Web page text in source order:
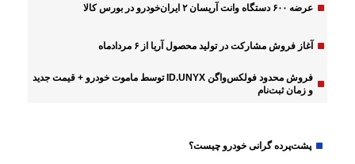
عرضه ۶۰۰ دستگاه وانت آریسان ۲ ایران‌خودرو در بورس کالا
آغاز فروش مشارکت در تولید محصول آریا از ۶ مردادماه
فروش محدود فولکس‌واگن ID.UNYX توسط ماموت خودرو + قیمت جدید
و زمان ثبت‌نام
پشت‌پرده گرانی خودرو چیست؟